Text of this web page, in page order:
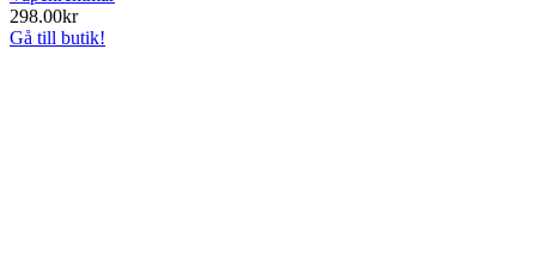
298.00kr
Gå till butik!